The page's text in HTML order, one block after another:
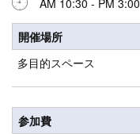
AM 10:30 - PM 3:00
開催場所
多目的スペース
参加費